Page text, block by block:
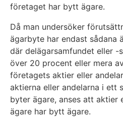
företaget har bytt ägare.
Då man undersöker
ägarbyte har endast sådana
där delägarsamfundet eller -
över 20 procent eller mera
företagets aktier eller
aktierna eller andelarna i ett
byter ägare, anses att aktier
ägare har bytt ägare.